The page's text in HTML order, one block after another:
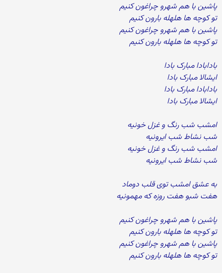
پاشین با هم شهرو چراغون کنیم
تو کوچه ها هلهله بارون کنیم
پاشین با هم شهرو چراغون کنیم
تو کوچه ها هلهله بارون کنیم
بادابادا مبارک بادا
ایشالا مبارک بادا
بادابادا مبارک بادا
ایشالا مبارک بادا
امشب شب رنگ و غزل خونیه
شب نشاط شب ایرونیه
امشب شب رنگ و غزل خونیه
شب نشاط شب ایرونیه
به عشق امشب توی قلب دوماد
هفت شبو هفت روزه که مهمونیه
پاشین با هم شهرو چراغون کنیم
تو کوچه ها هلهله بارون کنیم
پاشین با هم شهرو چراغون کنیم
تو کوچه ها هلهله بارون کنیم